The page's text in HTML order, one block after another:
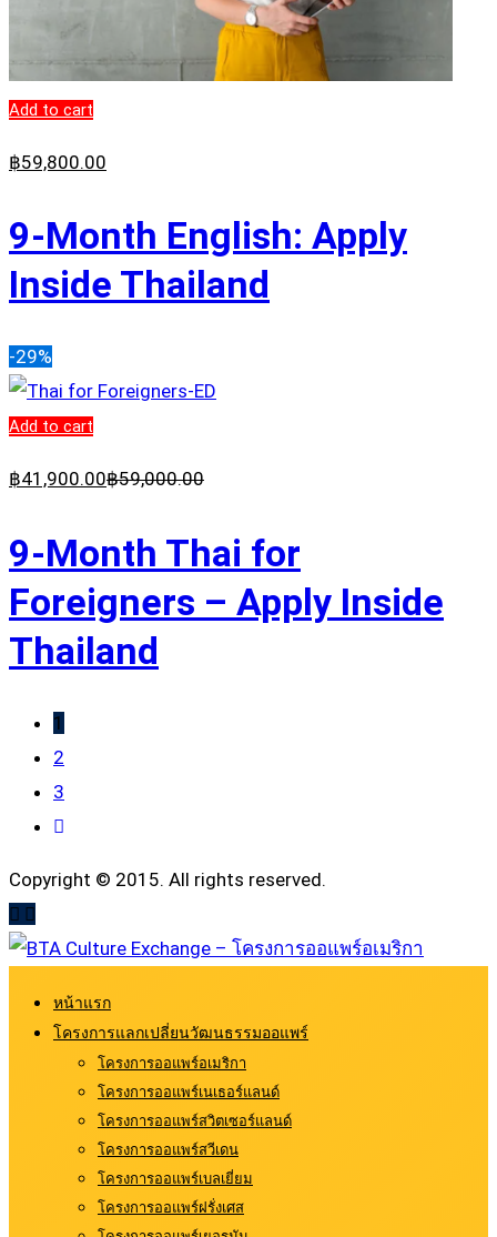
Add to cart
฿59,800.00
9-Month English: Apply
Inside Thailand
-29%
Add to cart
฿41,900.00฿59,000.00
9-Month Thai for
Foreigners – Apply Inside
Thailand
1
2
3
Copyright © 2015. All rights reserved.
หน้าแรก
โครงการแลกเปลี่ยนวัฒนธรรมออแพร์
โครงการออแพร์อเมริกา
โครงการออแพร์เนเธอร์แลนด์
โครงการออแพร์สวิตเซอร์แลนด์
โครงการออแพร์สวีเดน
โครงการออแพร์เบลเยี่ยม
โครงการออแพร์ฝรั่งเศส